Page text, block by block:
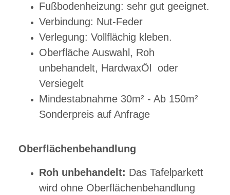
Fußbodenheizung: sehr gut geeignet.
Verbindung: Nut-Feder
Verlegung: Vollflächig kleben.
Oberfläche Auswahl, Roh
unbehandelt, HardwaxÖl oder
Versiegelt
Mindestabnahme 30m² - Ab 150m²
Sonderpreis auf Anfrage
Oberflächenbehandlung
Roh unbehandelt: Das Tafelparkett
wird ohne Oberflächenbehandlung